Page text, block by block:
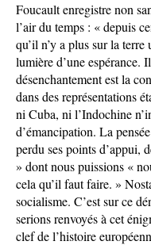
Foucault enregistre non
l’air du temps : « depuis
qu’il n’y a plus sur la
lumière d’une espérance.
désenchantement est la
dans des représentations
ni Cuba, ni l’Indochine
d’émancipation. La
perdu ses points d’appui,
» dont nous puissions «
cela qu’il faut faire. »
socialisme. C’est sur ce
serions renvoyés à cet
clef de l’histoire